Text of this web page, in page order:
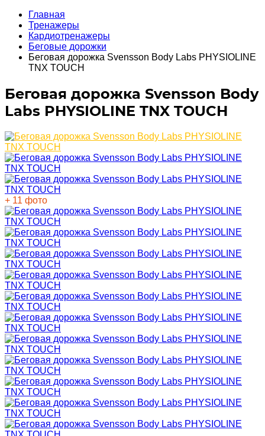
Главная
Тренажеры
Кардиотренажеры
Беговые дорожки
Беговая дорожка Svensson Body Labs PHYSIOLINE
TNX TOUCH
Беговая дорожка Svensson Body
Labs PHYSIOLINE TNX TOUCH
+ 11 фото